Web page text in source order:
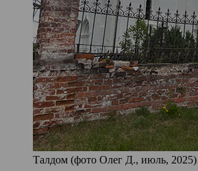
Талдом (фото Олег Д., июль, 2025)